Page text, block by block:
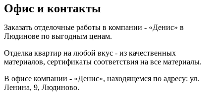
Офис и контакты
Заказать отделочные работы в компании - «Денис» в
Людинове по выгодным ценам.
Отделка квартир на любой вкус - из качественных
материалов, сертификаты соответствия на все материалы.
В офисе компании - «Денис», находящемся по адресу: ул.
Ленина, 9, Людиново.